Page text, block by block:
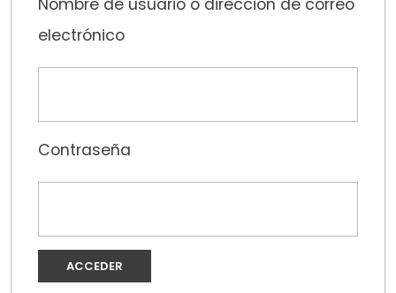
Nombre de usuario o dirección de correo
electrónico
Contraseña